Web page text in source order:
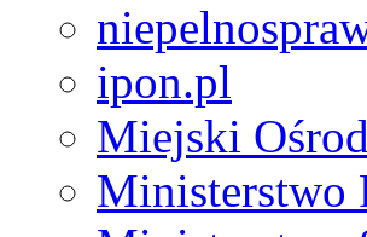
ipon.pl
Miejski
Ministerstwo